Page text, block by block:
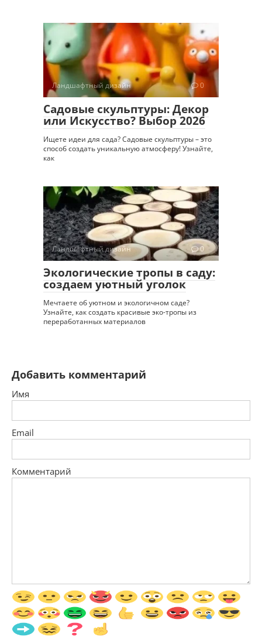
Ландшафтный дизайн 0
Садовые скульптуры: Декор
или Искусство? Выбор 2026
Ищете идеи для сада? Садовые скульптуры – это
способ создать уникальную атмосферу! Узнайте,
как
Ландшафтный дизайн 0
Экологические тропы в саду:
создаем уютный уголок
Мечтаете об уютном и экологичном саде?
Узнайте, как создать красивые эко-тропы из
переработанных материалов
Добавить комментарий
Имя
Email
Комментарий